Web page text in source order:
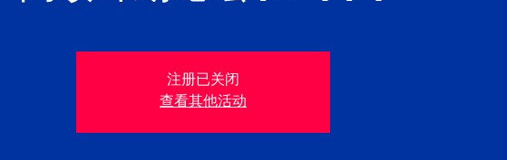
注册已关闭
查看其他活动